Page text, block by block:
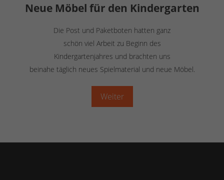
Neue Möbel für den Kindergarten
Die Post und Paketboten hatten ganz
schön viel Arbeit zu Beginn des
Kindergartenjahres und brachten uns
beinahe täglich neues Spielmaterial und neue Möbel.
Weiter